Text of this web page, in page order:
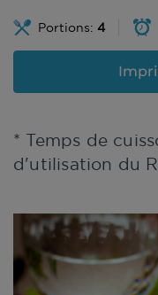
Portions: 4
* Temps de
d'utilisation du